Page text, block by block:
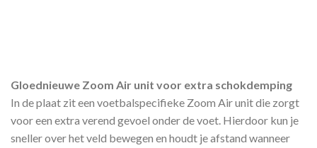
Gloednieuwe Zoom Air unit voor extra schokdemping
In de plaat zit een voetbalspecifieke Zoom Air unit die zorgt
voor een extra verend gevoel onder de voet. Hierdoor kun je
sneller over het veld bewegen en houdt je afstand wanneer